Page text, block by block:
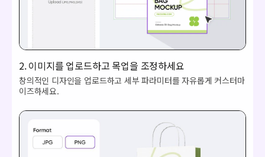
2. 이미지를 업로드하고 목업을 조정하세요
창의적인 디자인을 업로드하고 세부 파라미터를 자유롭게 커스터마
이즈하세요.